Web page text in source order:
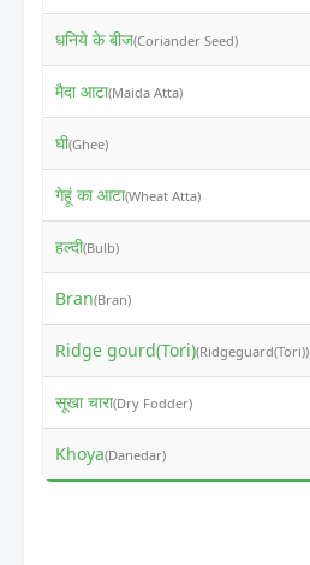
धनिये के बीज(Coriander Seed)
मैदा आटा(Maida Atta)
घी(Ghee)
गेहूं का आटा(Wheat Atta)
हल्दी(Bulb)
Bran(Bran)
Ridge gourd(Tori)(Ridgeguard(Tori))
सूखा चारा(Dry Fodder)
Khoya(Danedar)